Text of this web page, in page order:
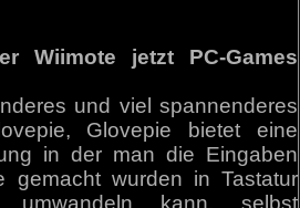
Wiimote jetzt PC-Games
und viel spannenderes
Glovepie bietet eine
in der man die Eingaben
gemacht wurden in Tastatur
umwandeln kann, selbst